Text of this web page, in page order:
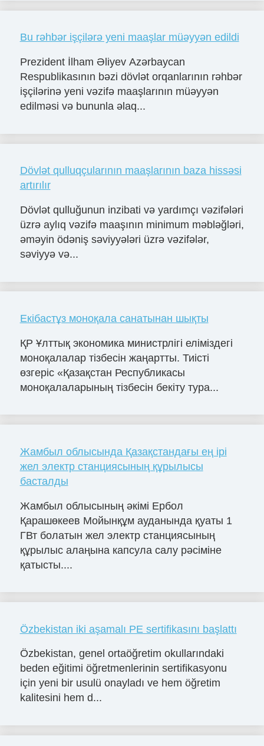
Bu rəhbər işçilərə yeni maaşlar müəyyən edildi
Prezident İlham Əliyev Azərbaycan
Respublikasının bəzi dövlət orqanlarının rəhbər
işçilərinə yeni vəzifə maaşlarının müəyyən
edilməsi və bununla əlaq...
Dövlət qulluqçularının maaşlarının baza hissəsi
artırılır
Dövlət qulluğunun inzibati və yardımçı vəzifələri
üzrə aylıq vəzifə maaşının minimum məbləğləri,
əməyin ödəniş səviyyələri üzrə vəzifələr,
səviyyə və...
Екібастұз моноқала санатынан шықты
ҚР Ұлттық экономика министрлігі еліміздегі
моноқалалар тізбесін жаңартты. Тиісті
өзгеріс «Қазақстан Республикасы
моноқалаларының тізбесін бекіту тура...
Жамбыл облысында Қазақстандағы ең ірі
жел электр станциясының құрылысы
басталды
Жамбыл облысының әкімі Ербол
Қарашөкеев Мойынқұм ауданында қуаты 1
ГВт болатын жел электр станциясының
құрылыс алаңына капсула салу рәсіміне
қатысты....
Özbekistan iki aşamalı PE sertifikasını başlattı
Özbekistan, genel ortaöğretim okullarındaki
beden eğitimi öğretmenlerinin sertifikasyonu
için yeni bir usulü onayladı ve hem öğretim
kalitesini hem d...